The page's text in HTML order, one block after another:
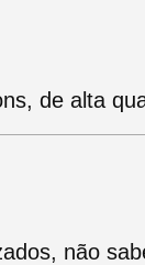
de alta
não